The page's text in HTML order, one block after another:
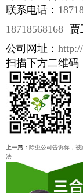
联系电话：
18718568168 贾
公司网址：
扫描下方二维码
上一篇： 除虫公司告诉你，被
法